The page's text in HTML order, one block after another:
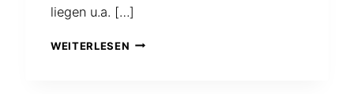
liegen u.a. […]
WEITERLESEN MIT